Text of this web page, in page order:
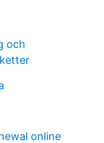
och
online